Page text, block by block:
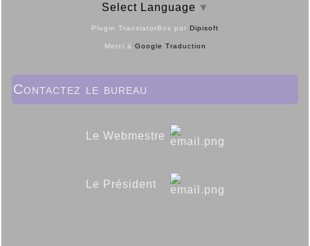
Select Language ▼
Plugin TranslatorBox par Dipisoft
Merci à Google Traduction
Contactez le bureau
Le Webmestre
Le Président